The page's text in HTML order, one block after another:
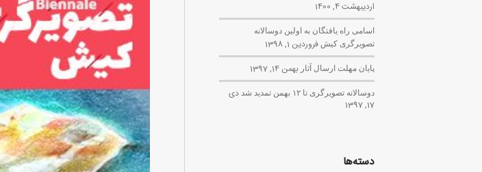
اردیبهشت 4, 1400
اسامی راه یافتگان به اولین دوسالانه
تصویرگری کیش فروردین 1, 1398
پایان مهلت ارسال آثار بهمن 14, 1397
دوسالانه تصویرگری تا ۱۲ بهمن تمدید شد
دی
17, 1397
دسته‌ها